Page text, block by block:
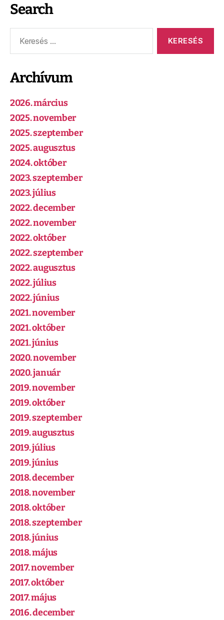
Search
Archívum
2026. március
2025. november
2025. szeptember
2025. augusztus
2024. október
2023. szeptember
2023. július
2022. december
2022. november
2022. október
2022. szeptember
2022. augusztus
2022. július
2022. június
2021. november
2021. október
2021. június
2020. november
2020. január
2019. november
2019. október
2019. szeptember
2019. augusztus
2019. július
2019. június
2018. december
2018. november
2018. október
2018. szeptember
2018. június
2018. május
2017. november
2017. október
2017. május
2016. december